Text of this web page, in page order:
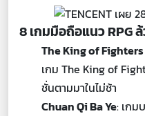
8 เกมมือถือแนว RPG
The King of
เกม The King of
ชั่นตามมาในไม่ช้า
Chuan Qi Ba Ye: เกม